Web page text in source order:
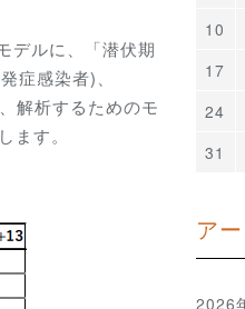
デルに、「潜伏期
症感染者)、
解析するためのモ
す。
10
17
24
31
ア
2026